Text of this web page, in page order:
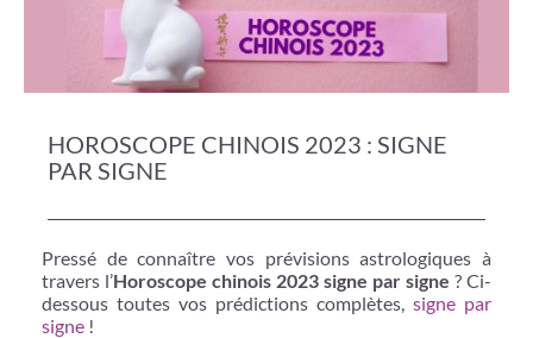
HOROSCOPE CHINOIS 2023 : SIGNE
PAR SIGNE
Pressé de connaître vos prévisions astrologiques à
travers l’Horoscope chinois 2023 signe par signe ? Ci-
dessous toutes vos prédictions complètes, signe par
signe !